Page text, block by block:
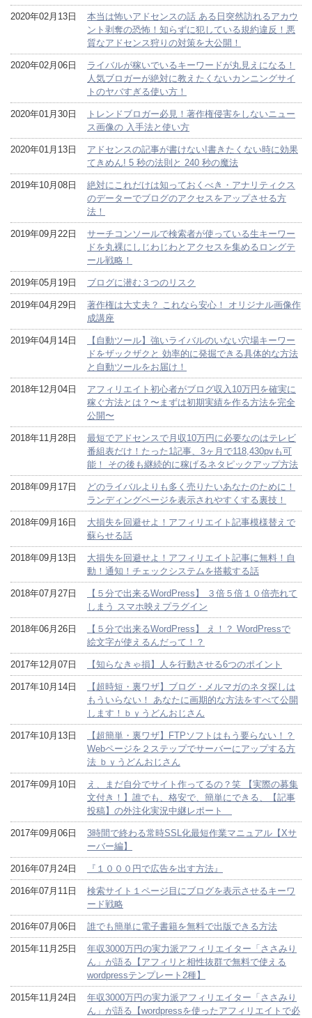
2020年02月13日
本当は怖いアドセンスの話 ある日突然訪れるアカウ
ント剥奪の恐怖！知らずに犯している規約違反！悪
質なアドセンス狩りの対策を大公開！
2020年02月06日
ライバルが稼いでいるキーワードが丸見えになる！
人気ブロガーが絶対に教えたくないカンニングサイ
トのヤバすぎる使い方！
2020年01月30日
トレンドブロガー必見！著作権侵害をしないニュー
ス画像の 入手法と使い方
2020年01月13日
アドセンスの記事が書けない!書きたくない時に効果
てきめん! 5 秒の法則と 240 秒の魔法
2019年10月08日
絶対にこれだけは知っておくべき・アナリティクス
のデーターでブログのアクセスをアップさせる方
法！
2019年09月22日
サーチコンソールで検索者が使っている生キーワー
ドを丸裸にしじわじわとアクセスを集めるロングテ
ール戦略！
2019年05月19日 ブログに潜む３つのリスク
2019年04月29日
著作権は大丈夫？ これなら安心！ オリジナル画像作
成講座
2019年04月14日
【自動ツール】強いライバルのいない穴場キーワー
ドをザックザクと 効率的に発掘できる具体的な方法
と自動ツールをお届け！
2018年12月04日
アフィリエイト初心者がブログ収入10万円を確実に
稼ぐ方法とは？〜まずは初期実績を作る方法を完全
公開〜
2018年11月28日
最短でアドセンスで月収10万円に必要なのはテレビ
番組表だけ！たった1記事、3ヶ月で118,430pvも可
能！ その後も継続的に稼げるネタピックアップ方法
2018年09月17日
どのライバルよりも多く売りたいあなたのために！
ランディングページを表示されやすくする裏技！
2018年09月16日
大損失を回避せよ！アフィリエイト記事模様替えで
蘇らせる話
2018年09月13日
大損失を回避せよ！アフィリエイト記事に無料！自
動！通知！チェックシステムを搭載する話
2018年07月27日
【５分で出来るWordPress】 ３倍５倍１０倍売れて
しまう スマホ映えプラグイン
2018年06月26日
【５分で出来るWordPress】 え！？ WordPressで
絵文字が使えるんだって！？
2017年12月07日 【知らなきゃ損】人を行動させる6つのポイント
2017年10月14日
【超時短・裏ワザ】ブログ・メルマガのネタ探しは
もういらない！ あなたに画期的な方法をすべて公開
します！ｂｙうどんおじさん
2017年10月13日
【超簡単・裏ワザ】FTPソフトはもう要らない！？
Webページを２ステップでサーバーにアップする方
法 ｂｙうどんおじさん
2017年09月10日
え、まだ自分でサイト作ってるの？笑 【実際の募集
文付き！】誰でも、格安で、簡単にできる、【記事
投稿】の外注化実況中継レポート
2017年09月06日
3時間で終わる常時SSL化最短作業マニュアル【Xサ
ーバー編】
2016年07月24日 『１０００円で広告を出す方法』
2016年07月11日
検索サイト１ページ目にブログを表示させるキーワ
ード戦略
2016年07月06日 誰でも簡単に電子書籍を無料で出版できる方法
2015年11月25日
年収3000万円の実力派アフィリエイター「ささみり
ん」が語る【アフィリと相性抜群で無料で使える
wordpressテンプレート2種】
2015年11月24日
年収3000万円の実力派アフィリエイター「ささみり
ん」が語る【wordpressを使ったアフィリエイトで必